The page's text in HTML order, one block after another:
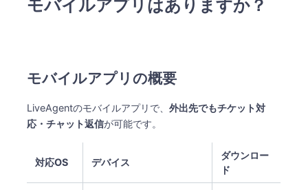
利用シーン
iOS（iPhone / iPad）
Android
関連情報
モバイルアプリはありますか？
モバイルアプリの概要
LiveAgentのモバイルアプリで、外出先でもチケット対
応・チャット返信​が可能です。
対応OS デバイス
ダウンロー
ド